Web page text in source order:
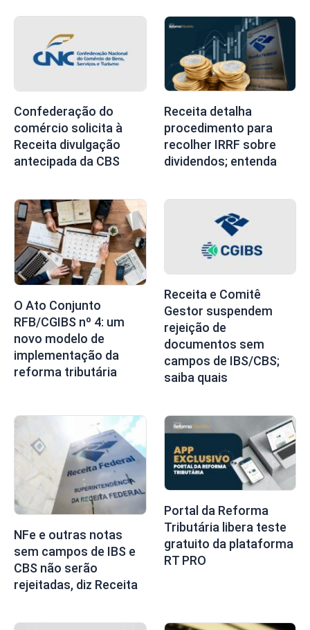
Confederação do
comércio solicita à
Receita divulgação
antecipada da CBS
Receita detalha
procedimento para
recolher IRRF sobre
dividendos; entenda
O Ato Conjunto
RFB/CGIBS nº 4: um
novo modelo de
implementação da
reforma tributária
Receita e Comitê
Gestor suspendem
rejeição de
documentos sem
campos de IBS/CBS;
saiba quais
NFe e outras notas
sem campos de IBS e
CBS não serão
rejeitadas, diz Receita
Portal da Reforma
Tributária libera teste
gratuito da plataforma
RT PRO